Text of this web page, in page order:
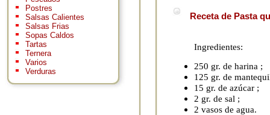
Postres
Salsas Calientes
Salsas Frias
Sopas Caldos
Tartas
Ternera
Varios
Verduras
Receta de Pasta
Ingredientes:
250 gr. de harina ;
125 gr. de
15 gr. de azúcar ;
2 gr. de sal ;
2 vasos de agua.